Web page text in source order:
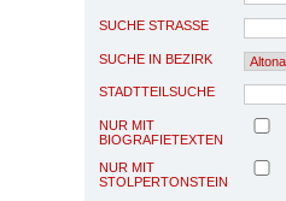
SUCHE STRASSE
SUCHE IN BEZIRK
STADTTEILSUCHE
NUR MIT
BIOGRAFIETEXTEN
NUR MIT
STOLPERTONSTEIN